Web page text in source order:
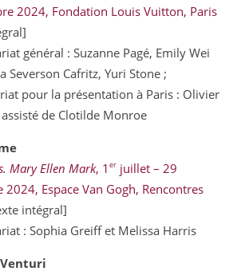
2024, Fondation Louis Vuitton, Paris
général : Suzanne Pagé, Emily Wei
Severson Cafritz, Yuri Stone ;
pour la présentation à Paris : Olivier
de Clotilde Monroe
Mary Ellen Mark, 1er juillet – 29
2024, Espace Van Gogh, Rencontres
intégral]
: Sophia Greiff et Melissa Harris
Venturi